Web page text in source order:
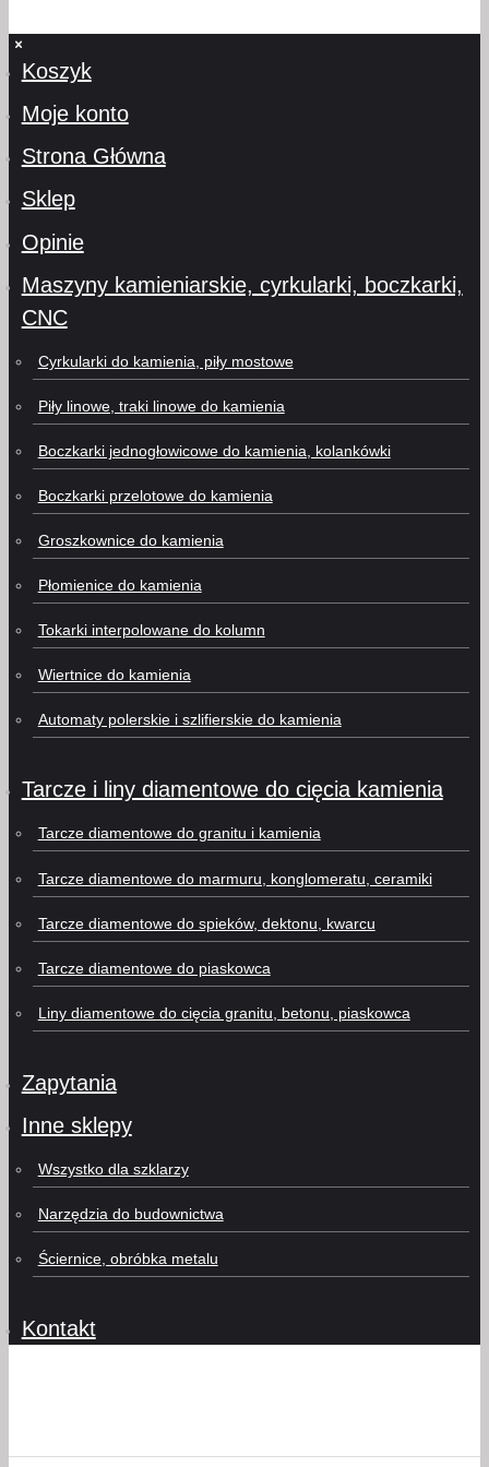
Koszyk
Moje konto
Strona Główna
Sklep
Opinie
Maszyny kamieniarskie, cyrkularki, boczkarki,
CNC
Cyrkularki do kamienia, piły mostowe
Piły linowe, traki linowe do kamienia
Boczkarki jednogłowicowe do kamienia, kolankówki
Boczkarki przelotowe do kamienia
Groszkownice do kamienia
Płomienice do kamienia
Tokarki interpolowane do kolumn
Wiertnice do kamienia
Automaty polerskie i szlifierskie do kamienia
Tarcze i liny diamentowe do cięcia kamienia
Tarcze diamentowe do granitu i kamienia
Tarcze diamentowe do marmuru, konglomeratu, ceramiki
Tarcze diamentowe do spieków, dektonu, kwarcu
Tarcze diamentowe do piaskowca
Liny diamentowe do cięcia granitu, betonu, piaskowca
Zapytania
Inne sklepy
Wszystko dla szklarzy
Narzędzia do budownictwa
Ściernice, obróbka metalu
Kontakt